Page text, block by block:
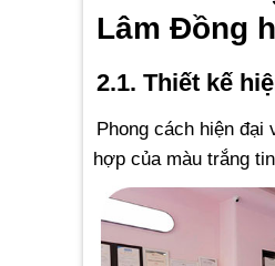
Lâm Đồng
2.1. Thiết kế
Phong cách hiện đại
hợp của màu trắng